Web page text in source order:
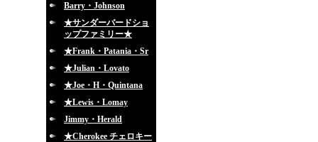
Barry・Johnson
★サンダーバードショ
ップファミリー★
★Frank・Patania・Sr
★Julian・Lovato
★Joe・H・Quintana
★Lewis・Lomay
Jimmy・Herald
★Cherokee チェロキー